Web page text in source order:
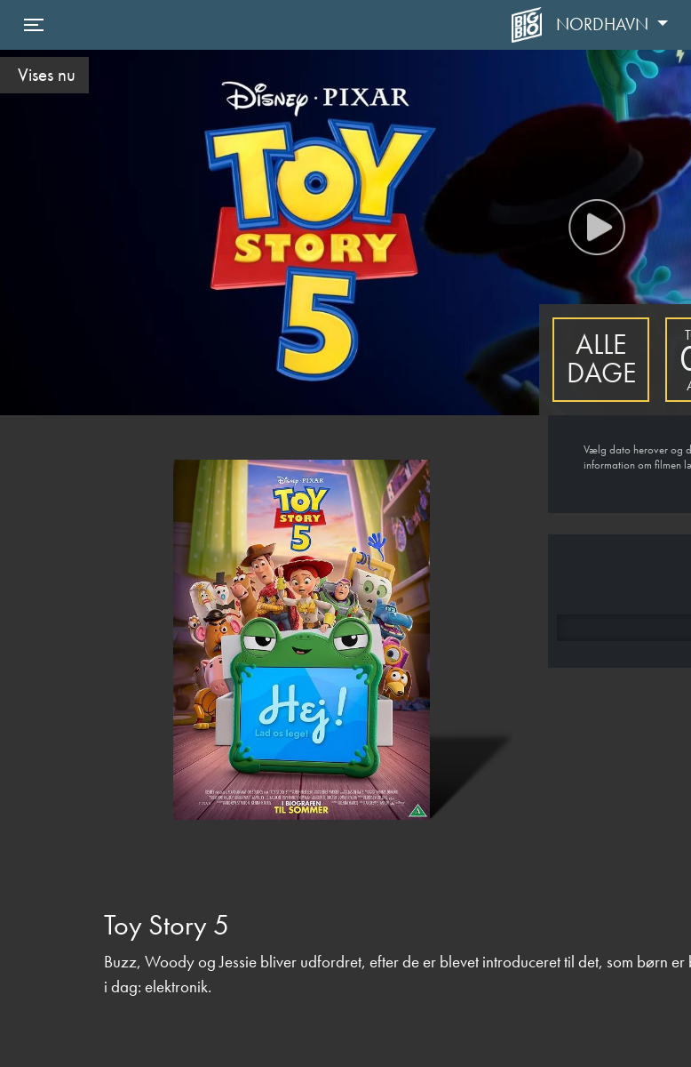
NORDHAVN
Vises nu
ALLE
DAGE
Vælg dato herover og
information om filmen
Toy Story 5
Buzz, Woody og Jessie bliver udfordret, efter de er blevet introduceret til det, som børn er
i dag: elektronik.